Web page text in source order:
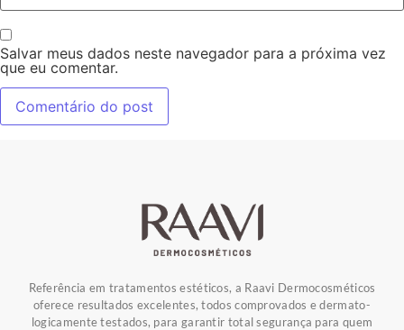
Salvar meus dados neste navegador para a próxima vez
que eu comentar.
Referência em tratamentos estéticos, a Raavi Dermocosméticos
oferece resultados excelentes, todos comprovados e dermato-
logicamente testados, para garantir total segurança para quem